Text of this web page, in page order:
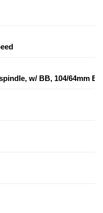
w/ BB, 104/64mm